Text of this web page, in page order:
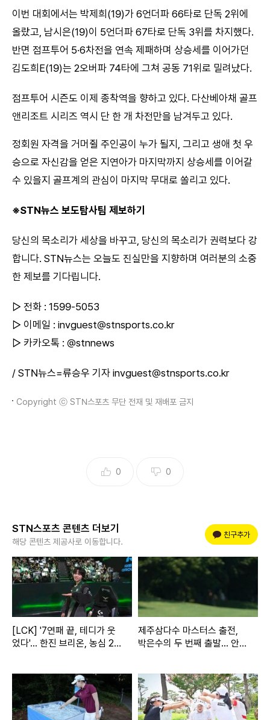
이번 대회에서는 박제희(19)가 6언더파 66타로 단독 2위에
올랐고, 남시은(19)이 5언더파 67타로 단독 3위를 차지했다.
반면 점프투어 5·6차전을 연속 제패하며 상승세를 이어가던
김도희E(19)는 2오버파 74타에 그쳐 공동 71위로 밀려났다.
점프투어 시즌도 이제 종착역을 향하고 있다. 다산베아채 골프
앤리조트 시리즈 역시 단 한 개 차전만을 남겨두고 있다.
정회원 자격을 거머쥘 주인공이 누가 될지, 그리고 생애 첫 우
승으로 자신감을 얻은 지연아가 마지막까지 상승세를 이어갈
수 있을지 골프계의 관심이 마지막 무대로 쏠리고 있다.
※STN뉴스 보도탐사팀 제보하기
당신의 목소리가 세상을 바꾸고, 당신의 목소리가 권력보다 강
합니다. STN뉴스는 오늘도 진실만을 지향하며 여러분의 소중
한 제보를 기다립니다.
▷ 전화 : 1599-5053
▷ 이메일 : invguest@stnsports.co.kr
▷ 카카오톡 : @stnnews
/ STN뉴스=류승우 기자 invguest@stnsports.co.kr
Copyright ⓒ STN스포츠 무단 전재 및 재배포 금지
0 0
STN스포츠 콘텐츠 더보기
해당 콘텐츠 제공사로 이동합니다.
친구추가
[LCK] '7연패 끝, 테디가 웃
었다'... 한진 브리온, 농심 2-1
제주삼다수 마스터스 출전,
박은수의 두 번째 출발... 안국